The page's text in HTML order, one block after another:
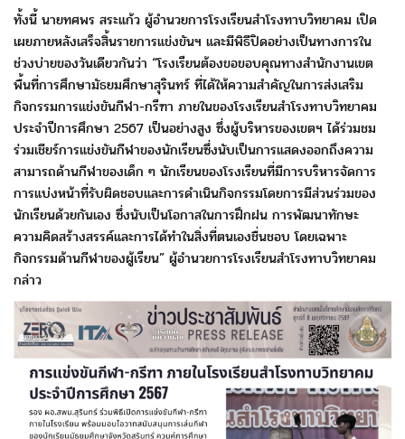
ทั้งนี้ นายทศพร สระแก้ว ผู้อำนวยการโรงเรียนสำโรงทาบวิทยาคม เปิด
เผยภายหลังเสร็จสิ้นรายการแข่งขันฯ และมีพิธีปิดอย่างเป็นทางการใน
ช่วงบ่ายของวันเดียวกันว่า “โรงเรียนต้องขอขอบคุณทางสำนักงานเขต
พื้นที่การศึกษามัธยมศึกษาสุรินทร์ที่ได้ให้ความสำคัญในการส่งเสริม
กิจกรรมการแข่งขันกีฬา-กรีฑาภายในของโรงเรียนสำโรงทาบวิทยาคม
ประจำปีการศึกษา 2567เป็นอย่างสูง ซึ่งผู้บริหารของเขตฯ ได้ร่วมชม
ร่วมเชียร์การแข่งขันกีฬาของนักเรียนซึ่งนับเป็นการแสดงออกถึงความ
สามารถด้านกีฬาของเด็ก ๆ นักเรียนของโรงเรียนที่มีการบริหารจัดการ
การแบ่งหน้าที่รับผิดชอบและการดำเนินกิจกรรมโดยการมีส่วนร่วมของ
นักเรียนด้วยกันเอง ซึ่งนับเป็นโอกาสในการฝึกฝน การพัฒนาทักษะ
ความคิดสร้างสรรค์และการได้ทำในสิ่งที่ตนเองชื่นชอบโดยเฉพาะ
กิจกรรมด้านกีฬาของผู้เรียน” ผู้อำนวยการโรงเรียนสำโรงทาบวิทยาคม
กล่าว